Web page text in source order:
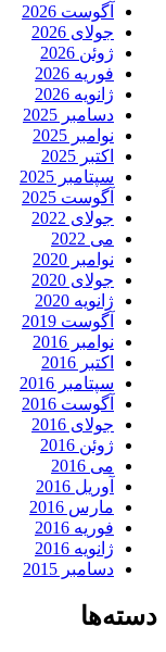
آگوست 2026
جولای 2026
ژوئن 2026
فوریه 2026
ژانویه 2026
دسامبر 2025
نوامبر 2025
اکتبر 2025
سپتامبر 2025
آگوست 2025
جولای 2022
می 2022
نوامبر 2020
جولای 2020
ژانویه 2020
آگوست 2019
نوامبر 2016
اکتبر 2016
سپتامبر 2016
آگوست 2016
جولای 2016
ژوئن 2016
می 2016
آوریل 2016
مارس 2016
فوریه 2016
ژانویه 2016
دسامبر 2015
دسته‌ها